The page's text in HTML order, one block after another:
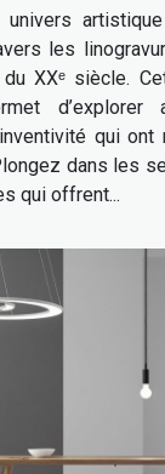
artistique
univers
les
XXᵉ siècle.
d’explorer
qui ont
dans les
qui offrent...